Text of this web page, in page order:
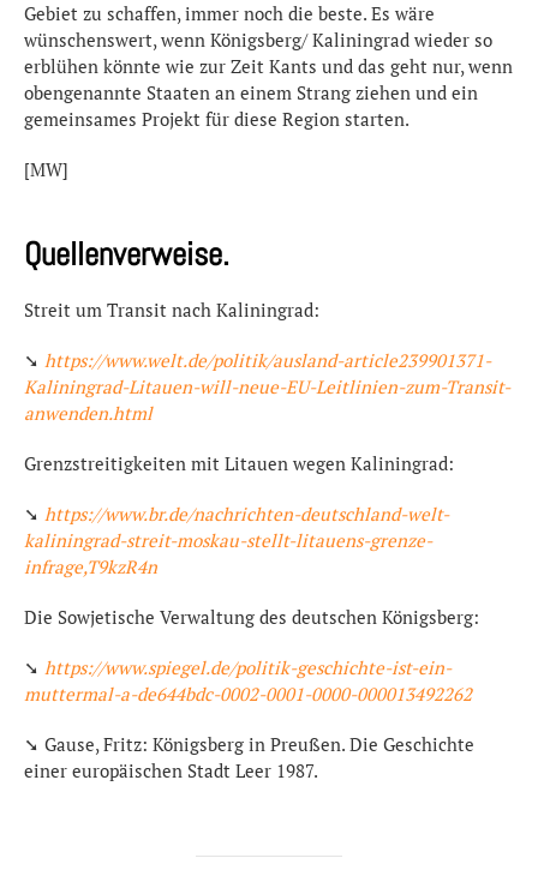
Gebiet zu schaffen, immer noch die beste. Es wäre
wünschenswert, wenn Königsberg/ Kaliningrad wieder so
erblühen könnte wie zur Zeit Kants und das geht nur, wenn
obengenannte Staaten an einem Strang ziehen und ein
gemeinsames Projekt für diese Region starten.
[MW]
Quellenverweise.
Streit um Transit nach Kaliningrad:
➘ https://www.welt.de/politik/ausland-article239901371-
Kaliningrad-Litauen-will-neue-EU-Leitlinien-zum-Transit-
anwenden.html
Grenzstreitigkeiten mit Litauen wegen Kaliningrad:
➘ https://www.br.de/nachrichten-deutschland-welt-
kaliningrad-streit-moskau-stellt-litauens-grenze-
infrage,T9kzR4n
Die Sowjetische Verwaltung des deutschen Königsberg:
➘ https://www.spiegel.de/politik-geschichte-ist-ein-
muttermal-a-de644bdc-0002-0001-0000-000013492262
➘ Gause, Fritz: Königsberg in Preußen. Die Geschichte
einer europäischen Stadt Leer 1987.